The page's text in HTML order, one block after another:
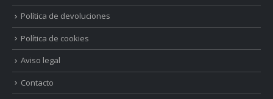
Política de devoluciones
Política de cookies
Aviso legal
Contacto